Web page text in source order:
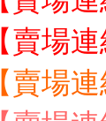
【賣場連
【賣場連